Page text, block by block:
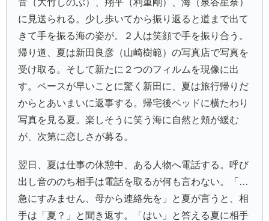
に見送られる。少し歩いてから振り返ると道まで出て
きて手を振る海の姿が。２人は笑顔で手を振り合う。
帰り道、夏は新田良彦（山崎樹範）の写真店で写真を
受け取る。そして新たに２つのフィルムを現像に出
す。ペースが早いことに驚く新田に、夏は旅行帰りだ
からとあいまいに返事する。帰宅後ベッドに横たわり
写真を見る夏。楽しそうに笑う海に自然と頬が緩む
が、次第に恋しさが募る。
翌日、夏は仕事の休憩中、ある人物へ電話する。呼び
出し音ののち相手は電話を取るが何も言わない。「…
急にすみません、母から連絡先を」と夏が言うと、相
手は「夏？」と聞き返す。「はい」と答える夏に相手